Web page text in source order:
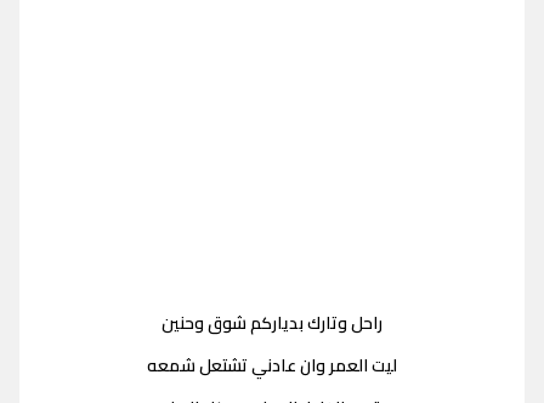
راحل وتارك بدياركم شوق وحنين
ليت العمر وان عادني تشتعل شمعه